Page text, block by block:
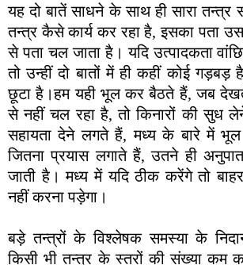
यह दो बातें साधने के साथ ही सारा तन्त्र
तन्त्र कैसे कार्य कर रहा है, इसका पता
से पता चल जाता है। यदि उत्पादकता
तो उन्हीं दो बातों में ही कहीं कोई
छूटा है।हम यही भूल कर बैठते हैं, जब
से नहीं चल रहा है, तो किनारों की सुध
सहायता देने लगते हैं, मध्य के बारे में
जितना प्रयास लगाते हैं, उतने ही
जाती है। मध्य में यदि ठीक करेंगे तो
नहीं करना पड़ेगा।
बड़े तन्त्रों के विश्लेषक समस्या के
किसी भी तन्त्र के स्तरों की संख्या कम